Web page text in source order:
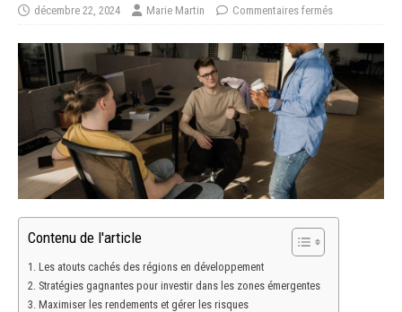
décembre 22, 2024 Marie Martin Commentaires fermés
Contenu de l'article
Les atouts cachés des régions en développement
Stratégies gagnantes pour investir dans les zones émergentes
Maximiser les rendements et gérer les risques